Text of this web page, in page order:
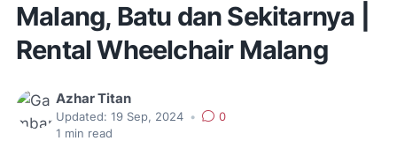
Malang, Batu dan Sekitarnya |
Rental Wheelchair Malang
Azhar Titan
Updated: 19 Sep, 2024 •
0
1 min read